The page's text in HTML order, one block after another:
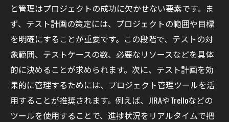
と管理はプロジェクトの成功に欠かせない要素です。ま
ず、テスト計画の策定には、プロジェクトの範囲や目標
を明確にすることが重要です。この段階で、テストの対
象範囲、テストケースの数、必要なリソースなどを具体
的に決めることが求められます。次に、テスト計画を効
果的に管理するためには、プロジェクト管理ツールを活
用することが推奨されます。例えば、JIRAやTrelloなどの
ツールを使用することで、進捗状況をリアルタイムで把